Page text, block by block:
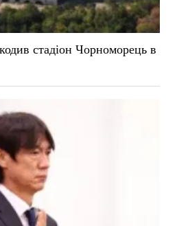
стадіон Чорноморець в